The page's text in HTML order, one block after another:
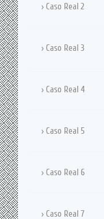
Caso Real 2
Caso Real 3
Caso Real 4
Caso Real 5
Caso Real 6
Caso Real 7